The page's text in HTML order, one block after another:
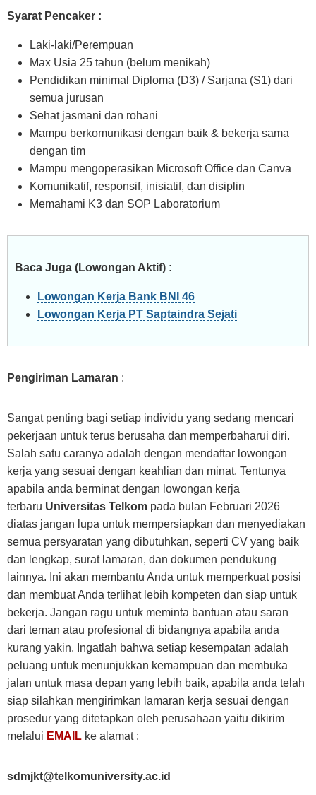
Syarat Pencaker :
Laki-laki/Perempuan
Max Usia 25 tahun (belum menikah)
Pendidikan minimal Diploma (D3) / Sarjana (S1) dari
semua jurusan
Sehat jasmani dan rohani
Mampu berkomunikasi dengan baik & bekerja sama
dengan tim
Mampu mengoperasikan Microsoft Office dan Canva
Komunikatif, responsif, inisiatif, dan disiplin
Memahami K3 dan SOP Laboratorium
Baca Juga (Lowongan Aktif) :
Lowongan Kerja Bank BNI 46
Lowongan Kerja PT Saptaindra Sejati
Pengiriman Lamaran :
Sangat penting bagi setiap individu yang sedang mencari
pekerjaan untuk terus berusaha dan memperbaharui diri.
Salah satu caranya adalah dengan mendaftar lowongan
kerja yang sesuai dengan keahlian dan minat. Tentunya
apabila anda berminat dengan lowongan kerja
terbaru Universitas Telkom pada bulan Februari 2026
diatas jangan lupa untuk mempersiapkan dan menyediakan
semua persyaratan yang dibutuhkan, seperti CV yang baik
dan lengkap, surat lamaran, dan dokumen pendukung
lainnya. Ini akan membantu Anda untuk memperkuat posisi
dan membuat Anda terlihat lebih kompeten dan siap untuk
bekerja. Jangan ragu untuk meminta bantuan atau saran
dari teman atau profesional di bidangnya apabila anda
kurang yakin. Ingatlah bahwa setiap kesempatan adalah
peluang untuk menunjukkan kemampuan dan membuka
jalan untuk masa depan yang lebih baik, apabila anda telah
siap silahkan mengirimkan lamaran kerja sesuai dengan
prosedur yang ditetapkan oleh perusahaan yaitu dikirim
melalui EMAIL ke alamat :
sdmjkt@telkomuniversity.ac.id